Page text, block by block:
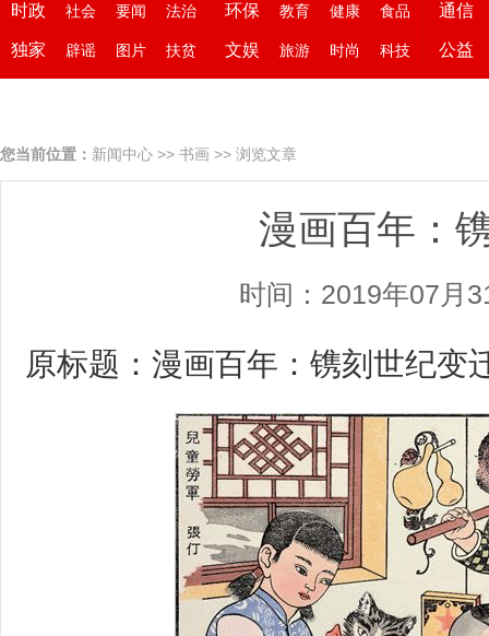
时政 社会 要闻 法治
独家 辟谣 图片 扶贫
环保 教育 健康 食品
文娱 旅游 时尚 科技
通信
公益
您当前位置： 新闻中心 >> 书画 >> 浏览文章
漫画百年：
时间：2019年07月
原标题：漫画百年：镌刻世纪变